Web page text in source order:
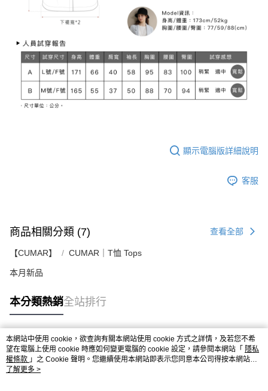
顯示電腦版詳細說明
客服
商品相關分類 (7) 查看全部
【CUMAR】 CUMAR｜T恤 Tops
本月新品
本分類熱銷全站排行
熱門標籤
本網站中使用 cookie，欲查詢有關本網站使用 cookie 方式之詳情，及若您不希
望在電腦上使用 cookie 時應如何變更電腦的 cookie 設定，請參閱本網站「 隱私
權條款 」之 Cookie 聲明。您繼續使用本網站即表示您同意本公司得按本網站使
用條款之 Cookie 聲明使用 cookie。
了解更多 >